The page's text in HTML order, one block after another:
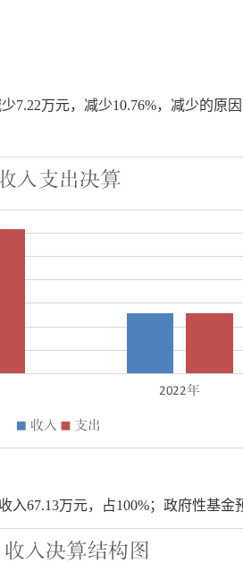
7.22万元， 减少10.76%， 减少的原
入67.13万元，占100%；政府性基金